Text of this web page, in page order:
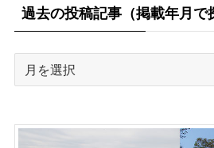
過去の投稿記事（掲載年月で
投